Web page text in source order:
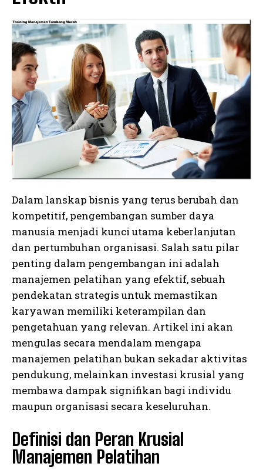
Dalam lanskap bisnis yang terus berubah dan
kompetitif, pengembangan sumber daya
manusia menjadi kunci utama keberlanjutan
dan pertumbuhan organisasi. Salah satu pilar
penting dalam pengembangan ini adalah
manajemen pelatihan yang efektif, sebuah
pendekatan strategis untuk memastikan
karyawan memiliki keterampilan dan
pengetahuan yang relevan. Artikel ini akan
mengulas secara mendalam mengapa
manajemen pelatihan bukan sekadar aktivitas
pendukung, melainkan investasi krusial yang
membawa dampak signifikan bagi individu
maupun organisasi secara keseluruhan.
Definisi dan Peran Krusial
Manajemen Pelatihan